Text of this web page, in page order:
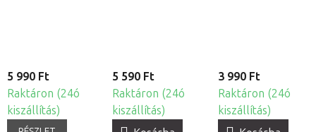
5 990 Ft
Raktáron (24ó
kiszállítás)
5 590 Ft
Raktáron (24ó
kiszállítás)
3 990 Ft
Raktáron (24ó
kiszállítás)